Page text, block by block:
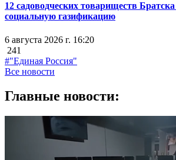
12 садоводческих товариществ
социальную газификацию
6 августа 2026 г. 16:20
241
#"Единая Россия"
Все новости
Главные новости: